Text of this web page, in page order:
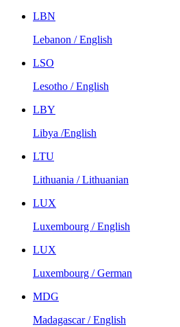
LBN
Lebanon / English
LSO
Lesotho / English
LBY
Libya /English
LTU
Lithuania / Lithuanian
LUX
Luxembourg / English
LUX
Luxembourg / German
MDG
Madagascar / English